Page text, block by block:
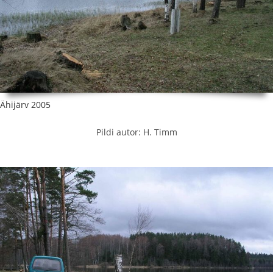
Ähijärv 2005
Pildi autor: H. Timm